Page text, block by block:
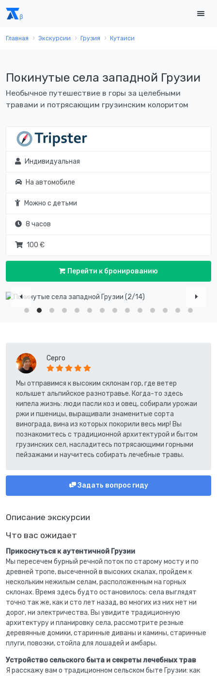
Главная Экскурсии Грузия Кутаиси
Покинутые села западной Грузии
Необычное путешествие в горы за целебными
травами и потрясающим грузинским колоритом
Индивидуальная
На автомобиле
Можно с детьми
8 часов
100 €
Перейти к бронированию
Описание экскурсии
Что вас ожидает
Прикоснуться к аутентичной Грузии
Мы пересечем бурный речной поток по старому мосту и по
древней тропе, высеченной в высоких скалах, пройдем к
нескольким нежилым селам, расположенным на горных
склонах. Время здесь будто остановилось: села выглядят
точно так же, как и сто лет назад, во многих из них нет ни
дорог, ни электричества. Вы увидите традиционную
архитектуру и планировку села, рассмотрите резные
деревянные домики, старинные диваны и камины, старинные
плуги, повозки, стойла для лошадей и амбары.
Устройство сельского быта и секреты лечебных трав
Я расскажу вам о традиционном сельском быте Грузии: как
Серго
Мы отправимся к высоким склонам гор, где ветер
колышет альпийское разнотравье. Когда-то здесь
кипела жизнь: люди пасли коз и овец, собирали урожаи
ржи и пшеницы, выращивали знаменитые сорта
винограда, вина из которых покорили весь мир! Вы
познакомитесь с традиционной архитектурой и бытом
грузинских сел, насладитесь потрясающими горными
пейзажами и научитесь собирать лечебные травы.
Задать вопрос гиду